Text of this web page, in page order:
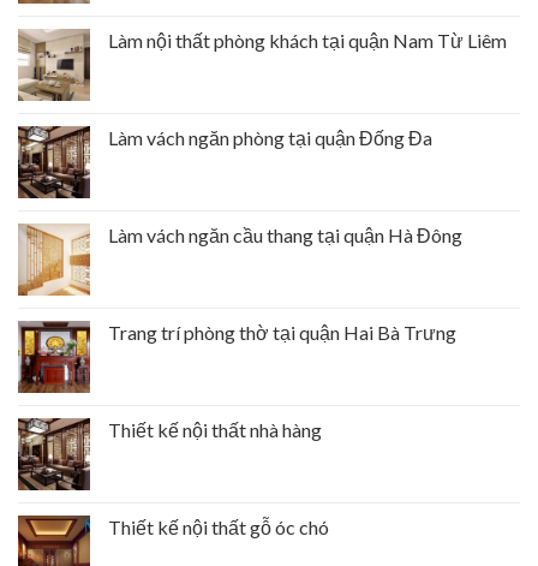
Làm nội thất phòng khách tại quận Nam Từ Liêm
Làm vách ngăn phòng tại quận Đống Đa
Làm vách ngăn cầu thang tại quận Hà Đông
Trang trí phòng thờ tại quận Hai Bà Trưng
Thiết kế nội thất nhà hàng
Thiết kế nội thất gỗ óc chó